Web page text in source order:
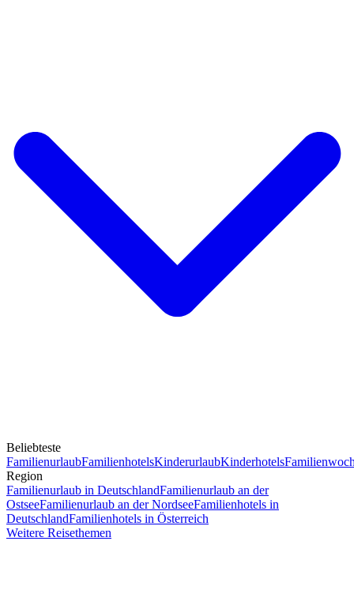
Beliebteste
FamilienurlaubFamilienhotelsKinderurlaubKinderhotels
Region
Familienurlaub in DeutschlandFamilienurlaub an der
OstseeFamilienurlaub an der NordseeFamilienhotels in
DeutschlandFamilienhotels in Österreich
Weitere Reisethemen